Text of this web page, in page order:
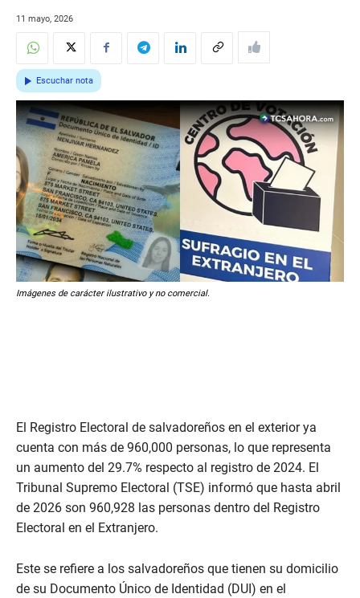
11 mayo, 2026
Escuchar nota
Imágenes de carácter ilustrativo y no comercial.
El Registro Electoral de salvadoreños en el exterior ya
cuenta con más de 960,000 personas, lo que representa
un aumento del 29.7% respecto al registro de 2024. El
Tribunal Supremo Electoral (TSE) informó que hasta abril
de 2026 son 960,928 las personas dentro del Registro
Electoral en el Extranjero.
Este se refiere a los salvadoreños que tienen su domicilio
de su Documento Único de Identidad (DUI) en el